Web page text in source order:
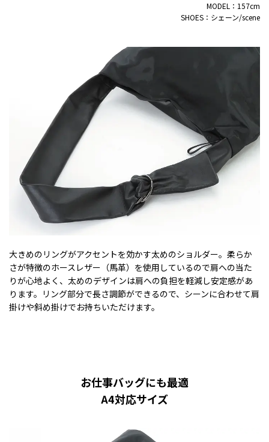
MODEL：157cm
SHOES：シェーン/scene
大きめのリングがアクセントを効かす太めのショルダー。柔らか
さが特徴のホースレザー（馬革）を使用しているので肩への当た
りが心地よく、太めのデザインは肩への負担を軽減し安定感があ
ります。リング部分で長さ調節ができるので、シーンに合わせて肩
掛けや斜め掛けでお持ちいただけます。
お仕事バッグにも最適
A4対応サイズ